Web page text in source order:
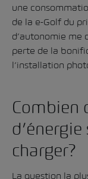
une
de la e-Golf du
d’autonomie me
perte de la
l’installation
Combien
charger?
La question la